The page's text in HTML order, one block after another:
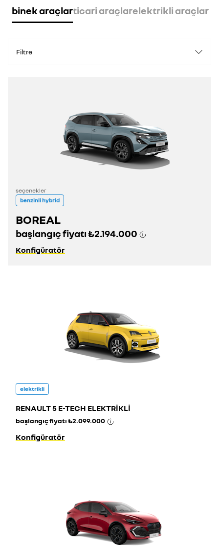
binek araçlarticari araçlarelektrikli araçlar
Filtre
seçenekler
benzinli hybrid
BOREAL
başlangıç fiyatı₺2.194.000
Konfigüratör
elektrikli
RENAULT 5 E-TECH ELEKTRİKLİ
başlangıç fiyatı₺2.099.000
Konfigüratör